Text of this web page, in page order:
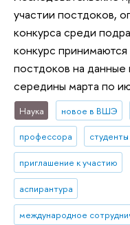
участии постдоков,
конкурса среди
конкурс
постдоков на данные
середины марта по
Наука новое в ВШЭ
профессора студенты
приглашение к участию
аспирантура
международное